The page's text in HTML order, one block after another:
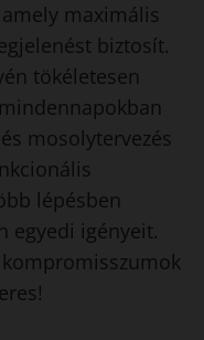
maximális
biztosít.
tökéletesen
mosolytervezés
lépésben
egyedi igényeit.
kompromisszumok